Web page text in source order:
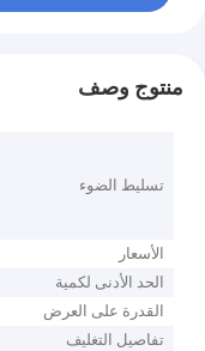
منتوج وصف
تسليط الضوء
الأسعار
الحد الأدنى لكمية
القدرة على العرض
تفاصيل التغليف